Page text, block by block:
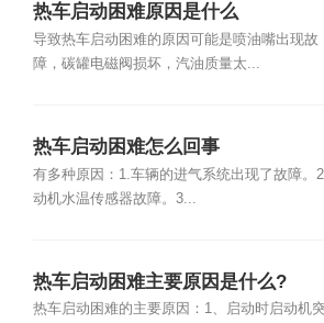
热车启动困难原因是什么
导致热车启动困难的原因可能是喷油嘴出现故
障，碳罐电磁阀损坏，汽油质量太...
热车启动困难怎么回事
有多种原因：1.车辆的进气系统出现了故障。
动机水温传感器故障。3...
热车启动困难主要原因是什么?
热车启动困难的主要原因：1、启动时启动机